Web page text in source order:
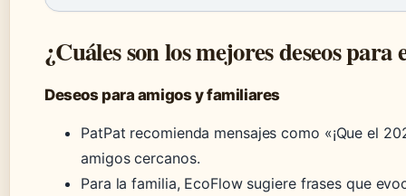
¿Cuáles son los mejores deseos
Deseos para amigos y familiares
PatPat recomienda mensajes como «¡Que el
amigos cercanos.
Para la familia, EcoFlow sugiere frases que